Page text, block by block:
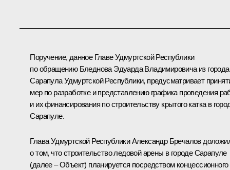
Поручение, данное Главе Удмуртской Республики
по обращению Бледнова Эдуарда Владимировича из города
Сарапула Удмуртской Республики, предусматривает
мер по разработке и представлению графика проведения
и их финансирования по строительству крытого катка в
Сарапуле.
Глава Удмуртской Республики Александр Бречалов
о том, что строительство ледовой арены в городе Сарапуле
(далее – Объект) планируется посредством концессионного